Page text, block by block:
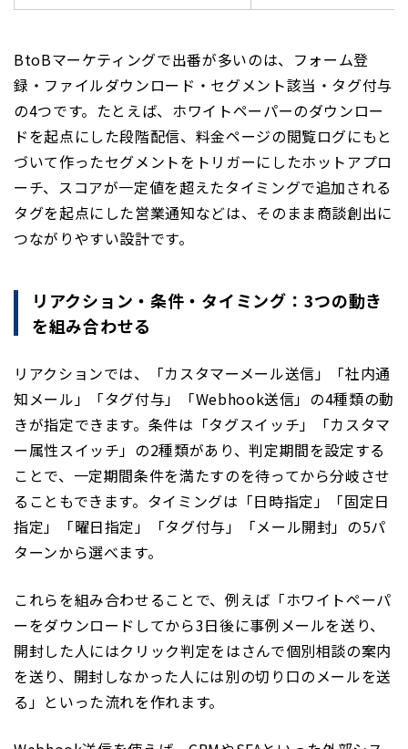
BtoBマーケティングで出番が多いのは、フォーム登
録・ファイルダウンロード・セグメント該当・タグ付与
の4つです。たとえば、ホワイトペーパーのダウンロー
ドを起点にした段階配信、料金ページの閲覧ログにもと
づいて作ったセグメントをトリガーにしたホットアプロ
ーチ、スコアが一定値を超えたタイミングで追加される
タグを起点にした営業通知などは、そのまま商談創出に
つながりやすい設計です。
リアクション・条件・タイミング：3つの動き
を組み合わせる
リアクションでは、「カスタマーメール送信」「社内通
知メール」「タグ付与」「Webhook送信」の4種類の動
きが指定できます。条件は「タグスイッチ」「カスタマ
ー属性スイッチ」の2種類があり、判定期間を設定する
ことで、一定期間条件を満たすのを待ってから分岐させ
ることもできます。タイミングは「日時指定」「固定日
指定」「曜日指定」「タグ付与」「メール開封」の5パ
ターンから選べます。
これらを組み合わせることで、例えば「ホワイトペーパ
ーをダウンロードしてから3日後に事例メールを送り、
開封した人にはクリック判定をはさんで個別相談の案内
を送り、開封しなかった人には別の切り口のメールを送
る」といった流れを作れます。